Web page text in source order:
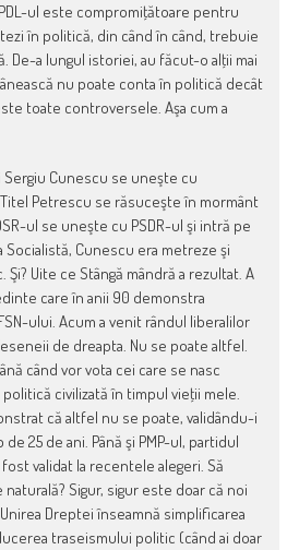
ul este compromiţătoare pentru
în politică, din când în când, trebuie
De-a lungul istoriei, au făcut-o alţii mai
nu poate conta în politică decât
toate controversele. Aşa cum a
Sergiu Cunescu se uneşte cu
Petrescu se răsuceşte în mormânt
ul se uneşte cu PSDR-ul şi intră pe
Cunescu era metreze şi
Uite ce Stângă mândră a rezultat. A
care în anii 90 demonstra
ului. Acum a venit rândul liberalilor
de dreapta. Nu se poate altfel.
când vor vota cei care se nasc
politică civilizată în timpul vieţii mele.
că altfel nu se poate, validându-i
25 de ani. Până şi PMP-ul, partidul
validat la recentele alegeri. Să
Sigur, sigur este doar că noi
Dreptei înseamnă simplificarea
traseismului politic (când ai doar